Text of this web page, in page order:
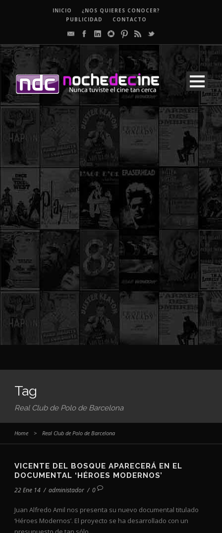
INICIO
¿NOS QUIERES CONOCER?
PUBLICIDAD
CONTACTO
Tag
Real Club de Polo de Barcelona
Home > Real Club de Polo de Barcelona
VICENTE DEL BOSQUE APARECERÁ EN EL
DOCUMENTAL ‘HÉROES MODERNOS’
22 Ene 14 / administador / 0
Juan Alfredo Amil nos presenta su nuevo documental titulado
‘Héroes Modernos’. El proyecto se ha desarrollado con un